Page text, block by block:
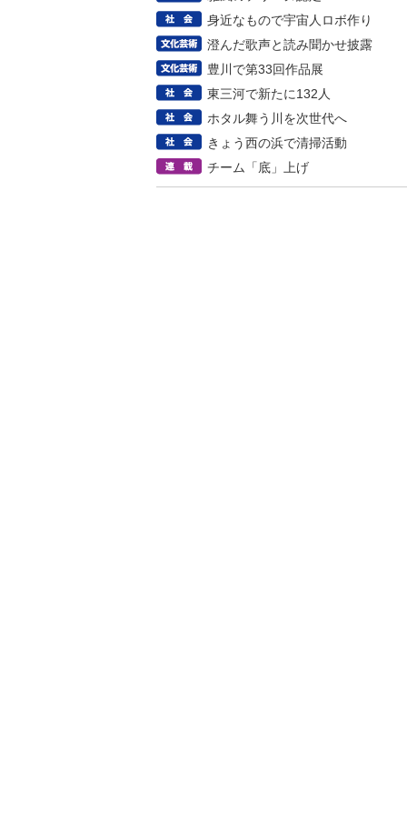
身近なもので宇宙人ロボ作り
澄んだ歌声と読み聞かせ披露
豊川で第33回作品展
東三河で新たに132人
ホタル舞う川を次世代へ
きょう西の浜で清掃活動
チーム「底」上げ